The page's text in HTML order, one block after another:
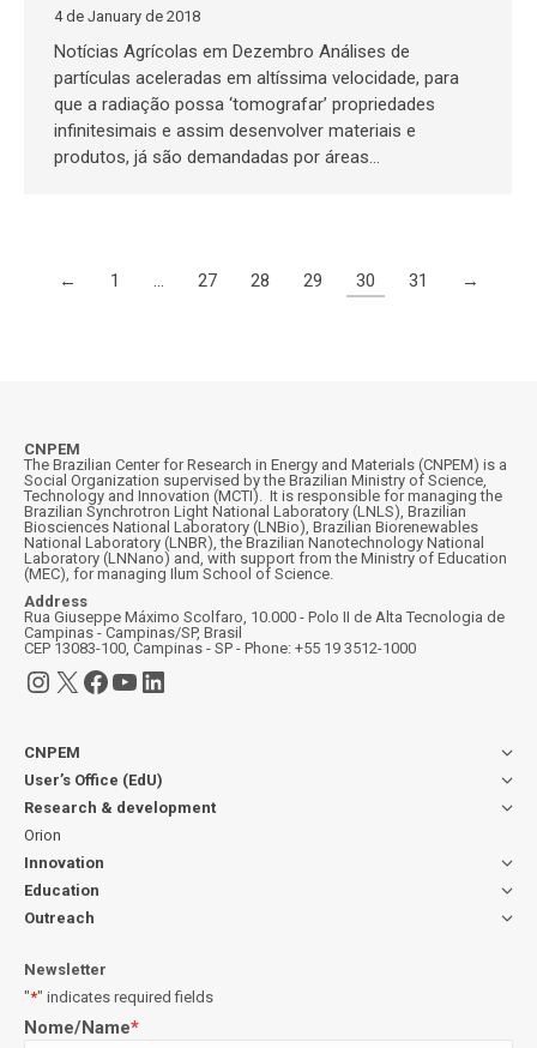
4 de January de 2018
Notícias Agrícolas em Dezembro Análises de
partículas aceleradas em altíssima velocidade, para
que a radiação possa ‘tomografar’ propriedades
infinitesimais e assim desenvolver materiais e
produtos, já são demandadas por áreas…
← 1 … 27 28 29 30 31 →
CNPEM
The Brazilian Center for Research in Energy and Materials (CNPEM) is a
Social Organization supervised by the Brazilian Ministry of Science,
Technology and Innovation (MCTI). It is responsible for managing the
Brazilian Synchrotron Light National Laboratory (LNLS), Brazilian
Biosciences National Laboratory (LNBio), Brazilian Biorenewables
National Laboratory (LNBR), the Brazilian Nanotechnology National
Laboratory (LNNano) and, with support from the Ministry of Education
(MEC), for managing Ilum School of Science.
Address
Rua Giuseppe Máximo Scolfaro, 10.000 - Polo II de Alta Tecnologia de
Campinas - Campinas/SP, Brasil
CEP 13083-100, Campinas - SP - Phone: +55 19 3512-1000
Instagram
X Facebook
YouTube
LinkedIn
CNPEM
User’s Office (EdU)
Research & development
Orion
Innovation
Education
Outreach
Newsletter
"*" indicates required fields
Nome/Name*